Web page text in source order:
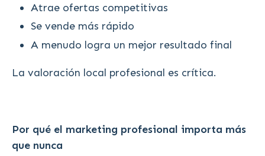
Atrae ofertas competitivas
Se vende más rápido
A menudo logra un mejor resultado final
La valoración local profesional es crítica.
Por qué el marketing profesional importa más
que nunca